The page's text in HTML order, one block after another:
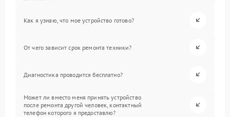
Как я узнаю, что мое устройство готово?
От чего зависит срок ремонта техники?
Диагностика проводится бесплатно?
Может ли вместо меня принять устройство
после ремонта другой человек, контактный
телефон которого я предоставлю?